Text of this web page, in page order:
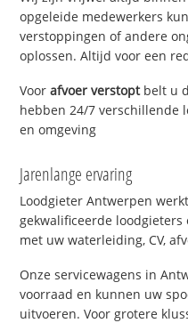
opgeleide medewerkers
verstoppingen of andere
oplossen. Altijd voor een
Voorafvoer verstoptbelt u
hebben 24/7 verschillende
en omgeving
Jarenlange ervaring
Loodgieter Antwerpen
gekwalificeerde
met uw waterleiding, CV,
Onze servicewagens in
voorraad en kunnen uw
uitvoeren. Voor grotere